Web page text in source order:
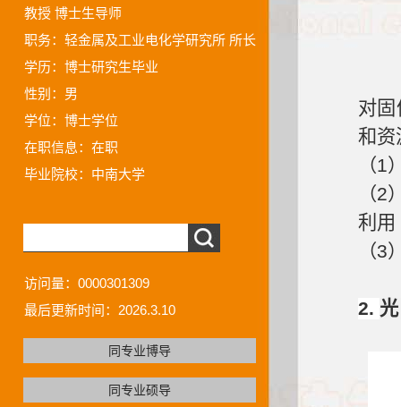
教授 博士生导师
职务：轻金属及工业电化学研究所 所长
学历：博士研究生毕业
性别：男
学位：博士学位
在职信息：在职
毕业院校：中南大学
访问量： 0000301309
最后更新时间： 2026.3.10
同专业博导
同专业硕导
对
和资
（
（
利用
（
2.